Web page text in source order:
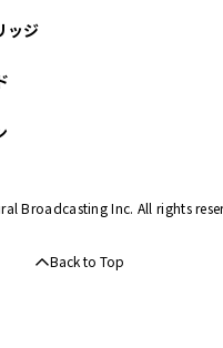
ッジ
Broadcasting Inc. All rights
Back to Top